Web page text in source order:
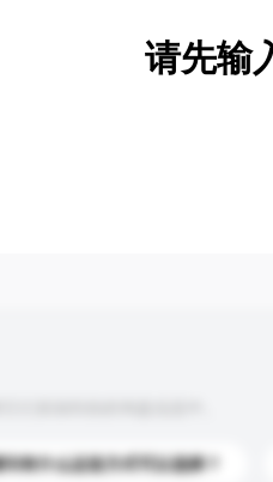
问有什么运送方式可以选择？
请先输